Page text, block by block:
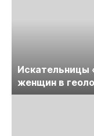
Искательницы
женщин в